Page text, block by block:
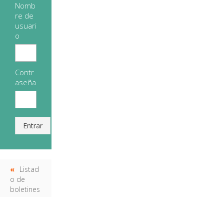
Nomb
re de
usuari
o
Contr
aseña
Entrar
Listad
o de
boletines